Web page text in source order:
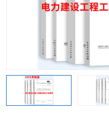
标准图书
新石油化工检修定额
石油建设安装工程预算定
山东省工程预算定额